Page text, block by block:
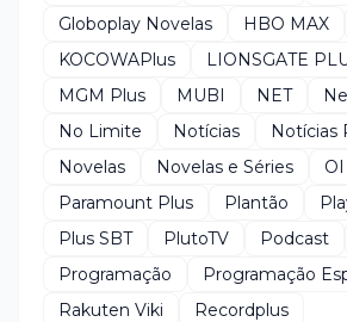
Globoplay Novelas
HBO MAX
KOCOWAPlus
LIONSGATE
MGM Plus
MUBI NET
No Limite
Notícias
Notícias
Novelas
Novelas e Séries
Paramount Plus
Plantão
Plus SBT
PlutoTV Podcast
Programação
Programação
Rakuten Viki
Recordplus